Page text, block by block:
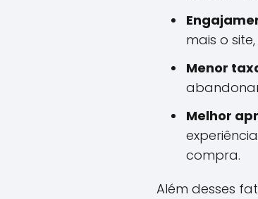
mais o
Menor
Melhor
compra.
Além desses